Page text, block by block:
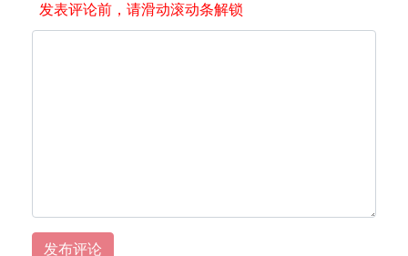
发表评论前，请滑动滚动条解锁